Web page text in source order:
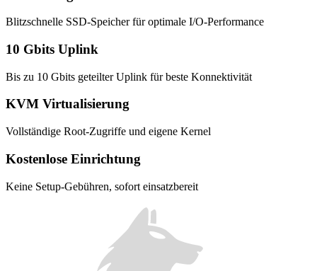
Blitzschnelle SSD-Speicher für optimale I/O-Performance
10 Gbits Uplink
Bis zu 10 Gbits geteilter Uplink für beste Konnektivität
KVM Virtualisierung
Vollständige Root-Zugriffe und eigene Kernel
Kostenlose Einrichtung
Keine Setup-Gebühren, sofort einsatzbereit